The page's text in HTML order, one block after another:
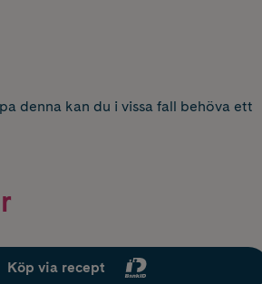
denna kan du i vissa fall behöva ett
Köp via recept